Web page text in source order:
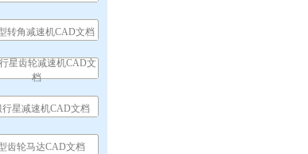
转角减速机CAD文档
星齿轮减速机CAD文
档
行星减速机CAD文档
齿轮马达CAD文档